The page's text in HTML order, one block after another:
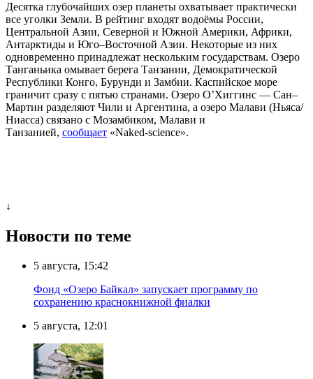
Десятка глубочайших озер планеты охватывает практически
все уголки Земли. В рейтинг входят водоёмы России,
Центральной Азии, Северной и Южной Америки, Африки,
Антарктиды и Юго–Восточной Азии. Некоторые из них
одновременно принадлежат нескольким государствам. Озеро
Танганьика омывает берега Танзании, Демократической
Республики Конго, Бурунди и Замбии. Каспийское море
граничит сразу с пятью странами. Озеро О’Хиггинс — Сан–
Мартин разделяют Чили и Аргентина, а озеро Малави (Ньяса/
Ниасса) связано с Мозамбиком, Малави и
Танзанией, сообщает «Naked-science».
↓
Новости по теме
5 августа, 15:42
Фонд «Озеро Байкал» запускает программу по
сохранению краснокнижной фиалки
5 августа, 12:01